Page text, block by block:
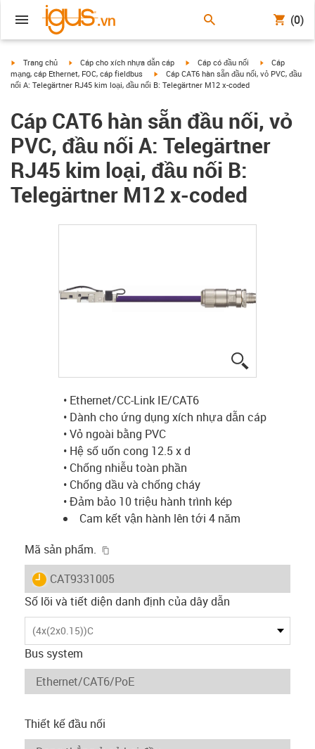
(0)
igus-icon-arrow-right
Trang chủ igus-icon-arrow-right
Cáp cho xích nhựa dẫn cáp igus-icon-arrow-right
Cáp có đầu nối igus-icon-
Cáp
mạng, cáp Ethernet, FOC, cáp fieldbus
igus-icon-arrow-right
Cáp CAT6 hàn sẵn đầu nối, vỏ PVC, đầu
nối A: Telegärtner RJ45 kim loại, đầu nối B: Telegärtner M12 x-coded
Cáp CAT6 hàn sẵn đầu nối, vỏ
PVC, đầu nối A: Telegärtner
RJ45 kim loại, đầu nối B:
Telegärtner M12 x-coded
• Ethernet/CC-Link IE/CAT6
• Dành cho ứng dụng xích nhựa dẫn cáp
• Vỏ ngoài bằng PVC
• Hệ số uốn cong 12.5 x d
• Chống nhiễu toàn phần
• Chống dầu và chống cháy
• Đảm bảo 10 triệu hành trình kép
Cam kết vận hành lên tới 4 năm
Mã sản phẩm.
igus-icon-lieferzeit
CAT9331005
Số lõi và tiết diện danh định của dây dẫn
(4x(2x0.15))C
Bus system
Thiết kế đầu nối